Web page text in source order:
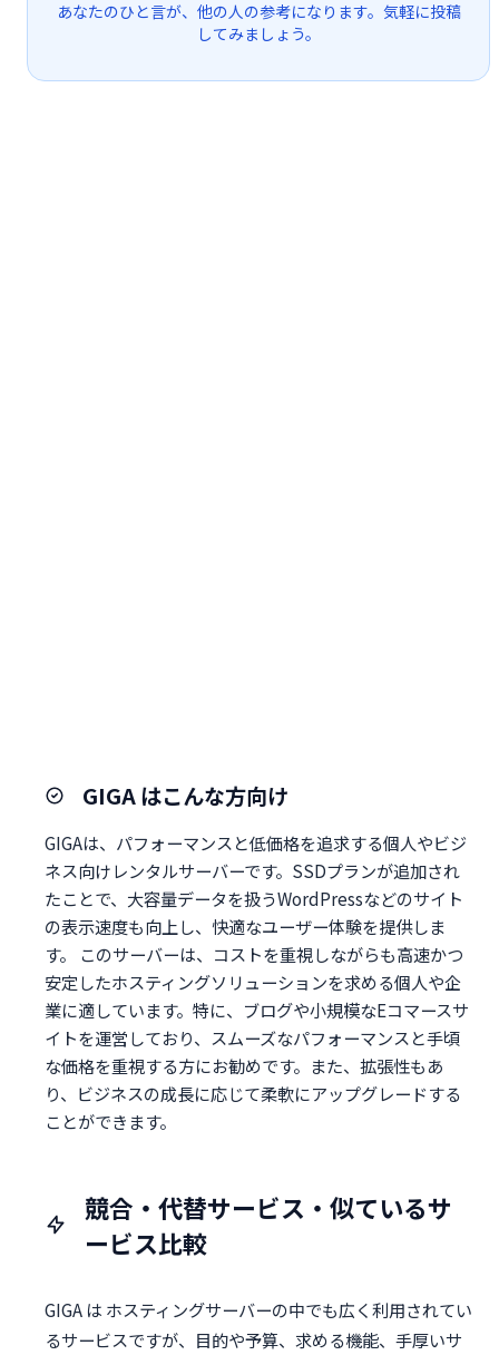
あなたのひと言が、他の人の参考になります。気軽に投稿
してみましょう。
GIGA はこんな方向け
GIGAは、パフォーマンスと低価格を追求する個人やビジ
ネス向けレンタルサーバーです。SSDプランが追加され
たことで、大容量データを扱うWordPressなどのサイト
の表示速度も向上し、快適なユーザー体験を提供しま
す。 このサーバーは、コストを重視しながらも高速かつ
安定したホスティングソリューションを求める個人や企
業に適しています。特に、ブログや小規模なEコマースサ
イトを運営しており、スムーズなパフォーマンスと手頃
な価格を重視する方にお勧めです。また、拡張性もあ
り、ビジネスの成長に応じて柔軟にアップグレードする
ことができます。
競合・代替サービス・似ているサ
ービス比較
GIGA は ホスティングサーバーの中でも広く利用されてい
るサービスですが、目的や予算、求める機能、手厚いサ